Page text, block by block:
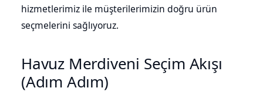
hizmetlerimiz ile müşterilerimizin doğru ürün
seçmelerini sağlıyoruz.
Havuz Merdiveni Seçim Akışı
(Adım Adım)